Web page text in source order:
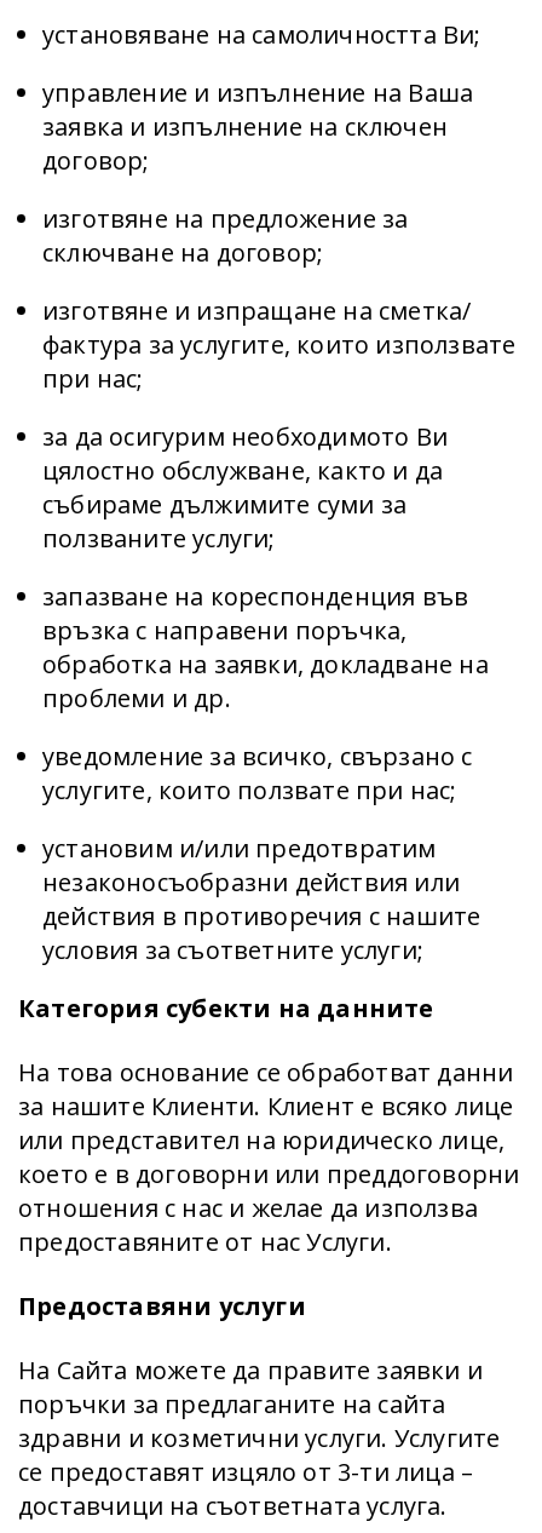
установяване на самоличността Ви;
управление и изпълнение на Ваша
заявка и изпълнение на сключен
договор;
изготвяне на предложение за
сключване на договор;
изготвяне и изпращане на сметка/
фактура за услугите, които използвате
при нас;
за да осигурим необходимото Ви
цялостно обслужване, както и да
събираме дължимите суми за
ползваните услуги;
запазване на кореспонденция във
връзка с направени поръчка,
обработка на заявки, докладване на
проблеми и др.
уведомление за всичко, свързано с
услугите, които ползвате при нас;
установим и/или предотвратим
незаконосъобразни действия или
действия в противоречия с нашите
условия за съответните услуги;
Категория субекти на данните
На това основание се обработват данни
за нашите Клиенти. Клиент е всяко лице
или представител на юридическо лице,
което е в договорни или преддоговорни
отношения с нас и желае да използва
предоставяните от нас Услуги.
Предоставяни услуги
На Сайта можете да правите заявки и
поръчки за предлаганите на сайта
здравни и козметични услуги. Услугите
се предоставят изцяло от 3-ти лица –
доставчици на съответната услуга.